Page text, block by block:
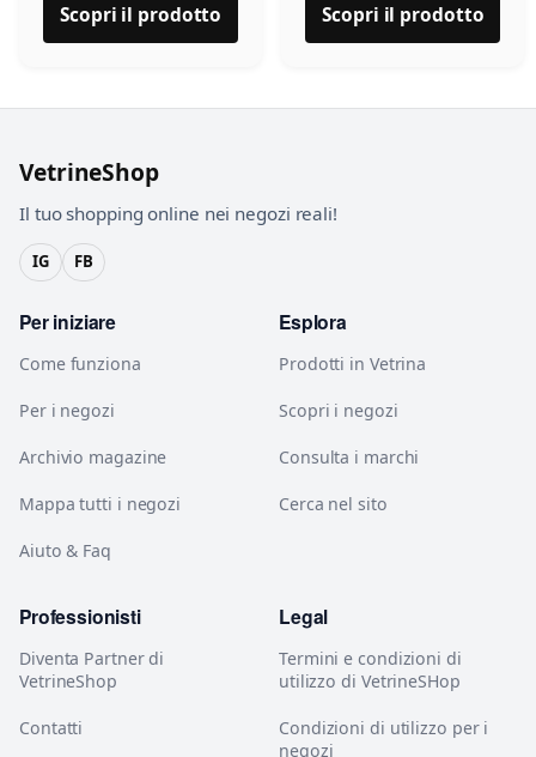
Scopri il prodotto Scopri il prodotto
VetrineShop
Il tuo shopping online nei negozi reali!
IG FB
Per iniziare
Come funziona
Per i negozi
Archivio magazine
Mappa tutti i negozi
Aiuto & Faq
Esplora
Prodotti in Vetrina
Scopri i negozi
Consulta i marchi
Cerca nel sito
Professionisti
Diventa Partner di
VetrineShop
Contatti
Legal
Termini e condizioni di
utilizzo di VetrineSHop
Condizioni di utilizzo per i
negozi